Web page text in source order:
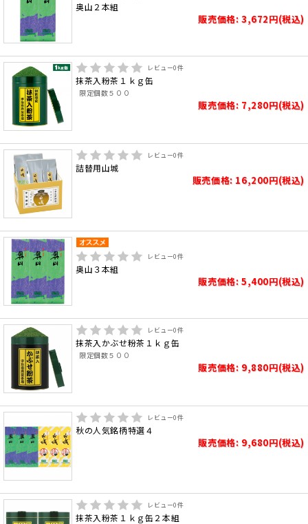
奥山２本組
販売価格: 3,672円(税込)
レビュー0件
抹茶入粉茶１ｋｇ缶
限定個数５００
販売価格: 7,280円(税込)
レビュー0件
詰替用山城
販売価格: 16,200円(税込)
レビュー0件
奥山３本組
販売価格: 5,400円(税込)
レビュー0件
抹茶入かぶせ粉茶１ｋｇ缶
限定個数５００
販売価格: 9,880円(税込)
レビュー0件
秋の人気銘柄特選４
販売価格: 9,680円(税込)
レビュー0件
抹茶入粉茶１ｋｇ缶２本組